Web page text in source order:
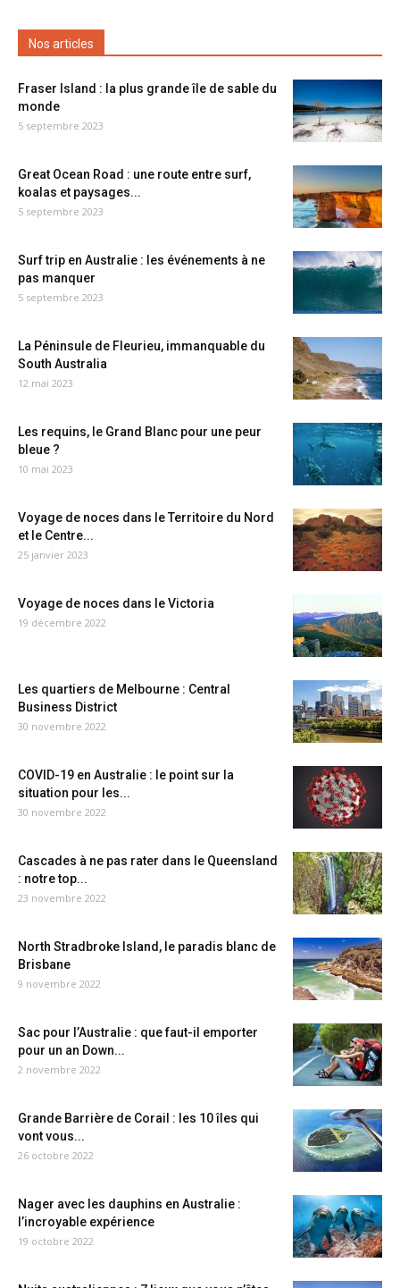
Nos articles
Fraser Island : la plus grande île de sable du
monde
5 septembre 2023
Great Ocean Road : une route entre surf,
koalas et paysages...
5 septembre 2023
Surf trip en Australie : les événements à ne
pas manquer
5 septembre 2023
La Péninsule de Fleurieu, immanquable du
South Australia
12 mai 2023
Les requins, le Grand Blanc pour une peur
bleue ?
10 mai 2023
Voyage de noces dans le Territoire du Nord
et le Centre...
25 janvier 2023
Voyage de noces dans le Victoria
19 décembre 2022
Les quartiers de Melbourne : Central
Business District
30 novembre 2022
COVID-19 en Australie : le point sur la
situation pour les...
30 novembre 2022
Cascades à ne pas rater dans le Queensland
: notre top...
23 novembre 2022
North Stradbroke Island, le paradis blanc de
Brisbane
9 novembre 2022
Sac pour l’Australie : que faut-il emporter
pour un an Down...
2 novembre 2022
Grande Barrière de Corail : les 10 îles qui
vont vous...
26 octobre 2022
Nager avec les dauphins en Australie :
l’incroyable expérience
19 octobre 2022